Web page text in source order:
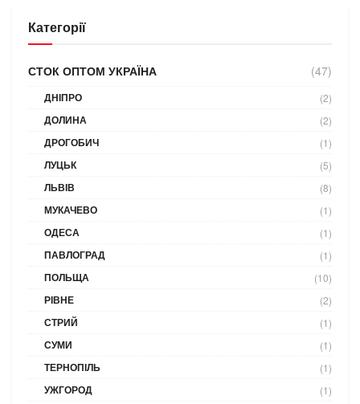
Категорії
СТОК ОПТОМ УКРАЇНА (47)
ДНІПРО (2)
ДОЛИНА (2)
ДРОГОБИЧ (1)
ЛУЦЬК (5)
ЛЬВІВ (8)
МУКАЧЕВО (1)
ОДЕСА (1)
ПАВЛОГРАД (1)
ПОЛЬЩА (10)
РІВНЕ (2)
СТРИЙ (1)
СУМИ (1)
ТЕРНОПІЛЬ (1)
УЖГОРОД (1)